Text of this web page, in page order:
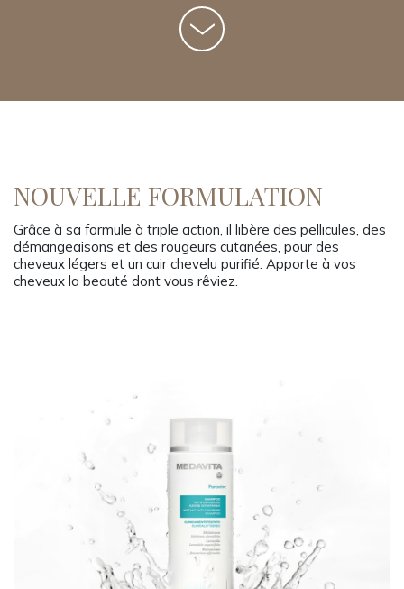
NOUVELLE FORMULATION
Grâce à sa formule à triple action, il libère des pellicules, des
démangeaisons et des rougeurs cutanées, pour des
cheveux légers et un cuir chevelu purifié. Apporte à vos
cheveux la beauté dont vous rêviez.